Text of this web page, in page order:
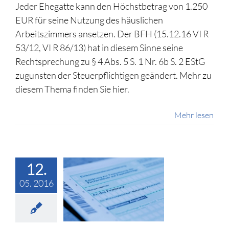
Jeder Ehegatte kann den Höchstbetrag von 1.250
EUR für seine Nutzung des häuslichen
Arbeitszimmers ansetzen. Der BFH (15.12.16 VI R
53/12, VI R 86/13) hat in diesem Sinne seine
Rechtsprechung zu § 4 Abs. 5 S. 1 Nr. 6b S. 2 EStG
zugunsten der Steuerpflichtigen geändert. Mehr zu
diesem Thema finden Sie hier.
Mehr lesen
12.
05. 2016
der